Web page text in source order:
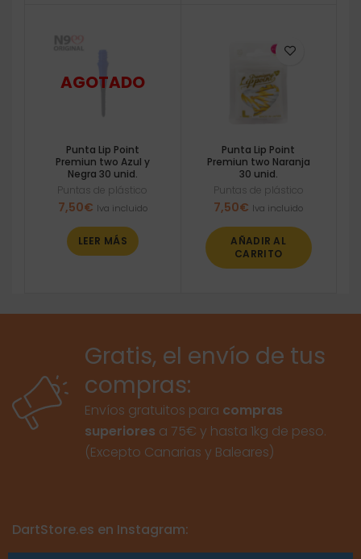
Punta Lip Point
Premiun two Azul y
Negra 30 unid.
Puntas de plástico
7,50€ Iva incluido
LEER MÁS
Punta Lip Point
Premiun two Naranja
30 unid.
Puntas de plástico
7,50€ Iva incluido
AÑADIR AL
CARRITO
Gratis, el envío de tus
compras:
Envíos gratuitos para compras
superiores a 75€ y hasta 1kg de peso.
(Excepto Canarias y Baleares)
DartStore.es en Instagram: